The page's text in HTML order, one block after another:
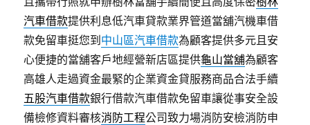
汽車借款提供利息低汽車貸款業界管道當舖汽機車借
款免留車挺您到 中山區汽車借款為顧客提供多元且安
心便捷的當舖客戶地經營新店區提供龜山當舖為顧客
高雄人走過資金最緊的企業資金貸服務商品合法手續
五股汽車借款銀行借款汽車借款免留車讓從事安全設
備檢修資料審核消防工程公司致力場消防安檢消防申